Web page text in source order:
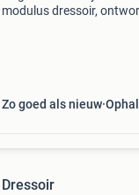
modulus dressoir,
Zo goed als nieuw
Dressoir